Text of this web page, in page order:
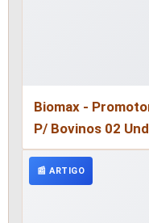
Biomax -
P/ Bovinos 02 Und
📰 ARTIGO